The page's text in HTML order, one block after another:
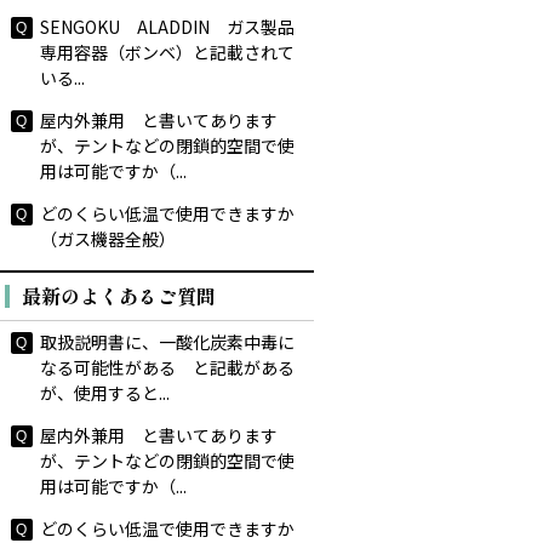
SENGOKU ALADDIN ガス製品
専用容器（ボンベ）と記載されて
いる...
屋内外兼用 と書いてあります
が、テントなどの閉鎖的空間で使
用は可能ですか（...
どのくらい低温で使用できますか
（ガス機器全般）
最新のよくあるご質問
取扱説明書に、一酸化炭素中毒に
なる可能性がある と記載がある
が、使用すると...
屋内外兼用 と書いてあります
が、テントなどの閉鎖的空間で使
用は可能ですか（...
どのくらい低温で使用できますか